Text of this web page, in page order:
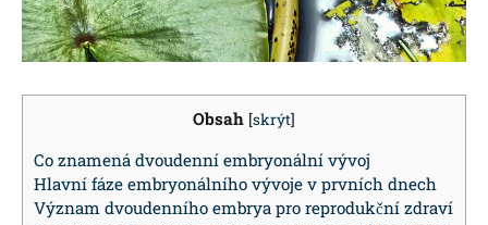
Obsah [skrýt]
Co znamená dvoudenní embryonální vývoj
Hlavní fáze embryonálního vývoje v prvních dnech
Význam dvoudenního embrya pro reprodukční zdraví